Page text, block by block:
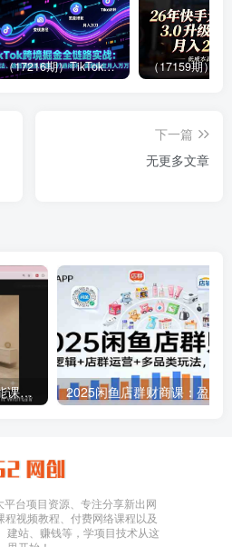
（17216期）TikTok跨境掘金全链路实战：从算法、选品到团队管理，打通闭环，实现稳定月入万刀
下一篇
无更多文章
Google Nano Banana全能课：从入门到精通，AI照片编辑与创意设计全掌握
台项目资源、专注分享新出网
程视频教程、付费网络课程以及
建站、赚钱等，学项目技术从这